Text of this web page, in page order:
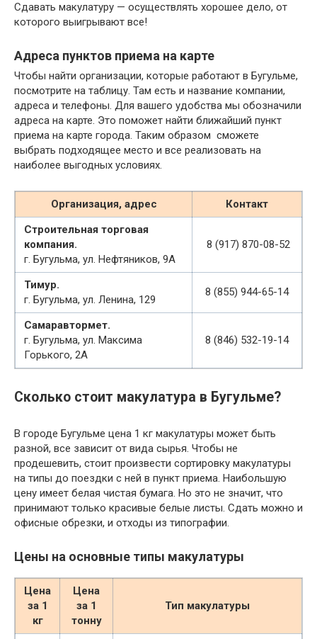
Сдавать макулатуру — осуществлять хорошее дело, от
которого выигрывают все!
Адреса пунктов приема на карте
Чтобы найти организации, которые работают в Бугульме,
посмотрите на таблицу. Там есть и название компании,
адреса и телефоны. Для вашего удобства мы обозначили
адреса на карте. Это поможет найти ближайший пункт
приема на карте города. Таким образом сможете
выбрать подходящее место и все реализовать на
наиболее выгодных условиях.
Организация, адрес
Контакт
Строительная торговая
компания.
г. Бугульма, ул. Нефтяников, 9А
8 (917) 870-08-52
Тимур.
г. Бугульма, ул. Ленина, 129
8 (855) 944-65-14
Самаравтормет.
г. Бугульма, ул. Максима
Горького, 2А
8 (846) 532-19-14
Сколько стоит макулатура в Бугульме?
В городе Бугульме цена 1 кг макулатуры может быть
разной, все зависит от вида сырья. Чтобы не
продешевить, стоит произвести сортировку макулатуры
на типы до поездки с ней в пункт приема. Наибольшую
цену имеет белая чистая бумага. Но это не значит, что
принимают только красивые белые листы. Сдать можно и
офисные обрезки, и отходы из типографии.
Цены на основные типы макулатуры
Цена
за 1
кг
Цена
за 1
тонну
Тип макулатуры